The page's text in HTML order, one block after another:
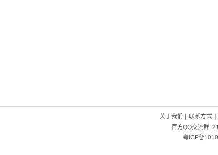
关于我们 | 联系方式|
官方QQ交流群:
粤ICP备